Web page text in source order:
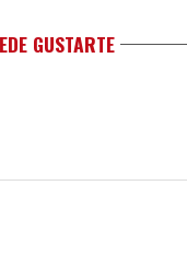
GUSTARTE